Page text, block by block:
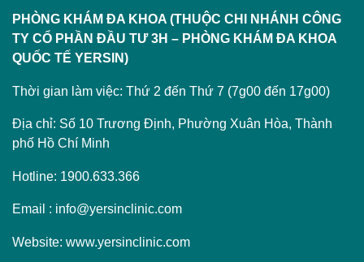
PHÒNG KHÁM ĐA KHOA (THUỘC CHI NHÁNH CÔNG
TY CỔ PHẦN ĐẦU TƯ 3H – PHÒNG KHÁM ĐA KHOA
QUỐC TẾ YERSIN)
Thời gian làm việc: Thứ 2 đến Thứ 7 (7g00 đến 17g00)
Địa chỉ: Số 10 Trương Định, Phường Xuân Hòa, Thành
phố Hồ Chí Minh
Hotline: 1900.633.366
Email : info@yersinclinic.com
Website: www.yersinclinic.com